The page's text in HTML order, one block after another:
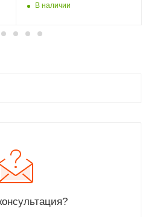
В наличии